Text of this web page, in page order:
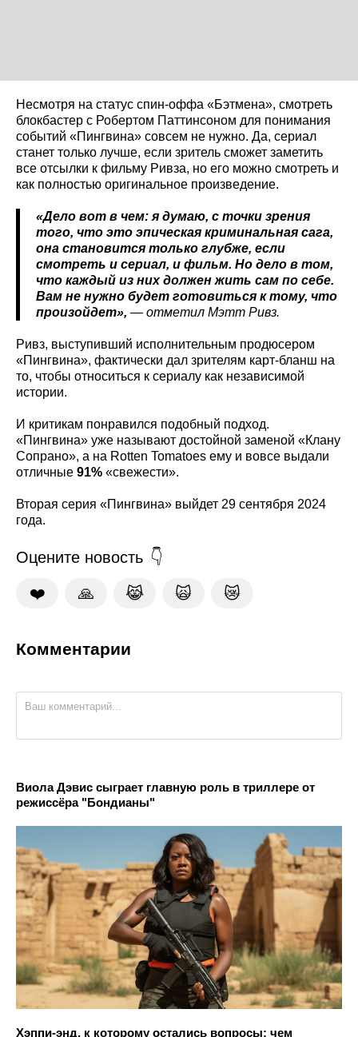
Несмотря на статус спин-оффа «Бэтмена», смотреть
блокбастер с Робертом Паттинсоном для понимания
событий «Пингвина» совсем не нужно. Да, сериал
станет только лучше, если зритель сможет заметить
все отсылки к фильму Ривза, но его можно смотреть и
как полностью оригинальное произведение.
«Дело вот в чем: я думаю, с точки зрения
того, что это эпическая криминальная сага,
она становится только глубже, если
смотреть и сериал, и фильм. Но дело в том,
что каждый из них должен жить сам по себе.
Вам не нужно будет готовиться к тому, что
произойдет», — отметил Мэтт Ривз.
Ривз, выступивший исполнительным продюсером
«Пингвина», фактически дал зрителям карт-бланш на
то, чтобы относиться к сериалу как независимой
истории.
И критикам понравился подобный подход.
«Пингвина» уже называют достойной заменой «Клану
Сопрано», а на Rotten Tomatoes ему и вовсе выдали
отличные 91% «свежести».
Вторая серия «Пингвина» выйдет 29 сентября 2024
года.
Оцените новость
❤️ 🙏 😹 🙀 😿
Комментарии
Виола Дэвис сыграет главную роль в триллере от
режиссёра "Бондианы"
Хэппи-энд, к которому остались вопросы: чем